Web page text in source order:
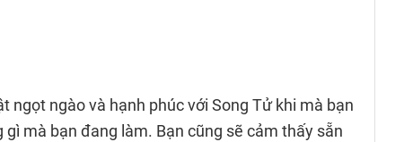
ngọt ngào và hạnh phúc với Song Tử khi mà bạn
mà bạn đang làm. Bạn cũng sẽ cảm thấy sẵn